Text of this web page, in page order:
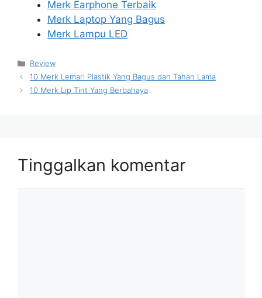
Merk Earphone Terbaik
Merk Laptop Yang Bagus
Merk Lampu LED
Kategori
Review
10 Merk Lemari Plastik Yang Bagus dan Tahan Lama
10 Merk Lip Tint Yang Berbahaya
Tinggalkan komentar